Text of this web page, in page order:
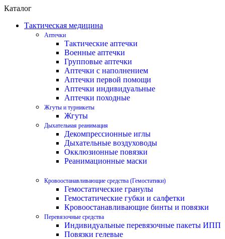
Каталог
Тактическая медицина
Аптечки
Тактические аптечки
Военные аптечки
Групповые аптечки
Аптечки с наполнением
Аптечки первой помощи
Аптечки индивидуальные
Аптечки походные
Жгуты и турникеты
Жгуты
Дыхательная реанимация
Декомпрессионные иглы
Дыхательные воздуховоды
Окклюзионные повязки
Реанимационные маски
Кровоостанавливающие средства (Гемостатики)
Гемостатические гранулы
Гемостатические губки и салфетки
Кровоостанавливающие бинты и повязки
Перевязочные средства
Индивидуальные перевязочные пакеты ИПП
Повязки гелевые